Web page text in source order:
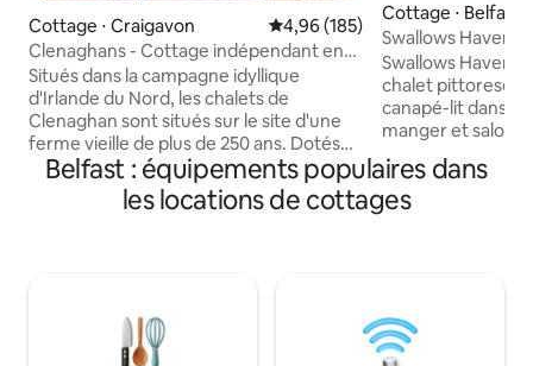
Cottage ⋅ Craigavon Évaluation moyenne sur la
4,96 (185)
Clenaghans - Cottage indépendant en
pierre
Situés dans la campagne idyllique
d'Irlande du Nord, les chalets de
Clenaghan sont situés sur le site d'une
ferme vieille de plus de 250 ans. Dotés
de 6 chalets au total, chacun a été
converti selon des spécifications élevées
avec des équipements modernes,
chambre et sa salle de bains privative.
Vous arriverez dans un réfrigérateur
Cottage ⋅ Belfast
Swallows Haven
Swallows Haven
chalet
canapé-lit dans le séjour.
manger et salon
cheminée. Cuisine moderne avec
plaque de
convection,
rangement. Salle de bain lumineuse avec
douche au-
Belfast : équipements populaires dans
les locations de cottages